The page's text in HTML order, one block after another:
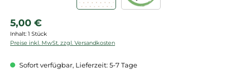
Regulärer Preis:
5,00 €
Inhalt: 1 Stück
Preise inkl. MwSt. zzgl. Versandkosten
Sofort verfügbar, Lieferzeit: 5-7 Tage